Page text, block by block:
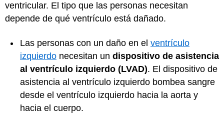
ventricular. El tipo que las personas necesitan
depende de qué ventrículo está dañado.
Las personas con un daño en el ventrículo
izquierdo necesitan un dispositivo de asistencia
al ventrículo izquierdo (LVAD). El dispositivo de
asistencia al ventrículo izquierdo bombea sangre
desde el ventrículo izquierdo hacia la aorta y
hacia el cuerpo.